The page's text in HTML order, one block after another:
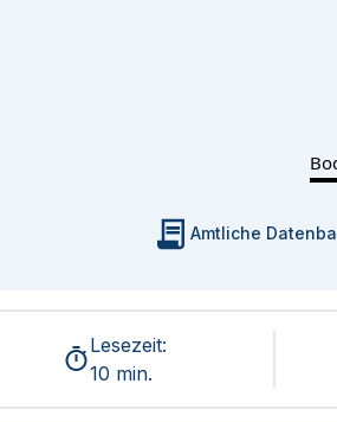
Amtliche
Lesezeit:
10 min.